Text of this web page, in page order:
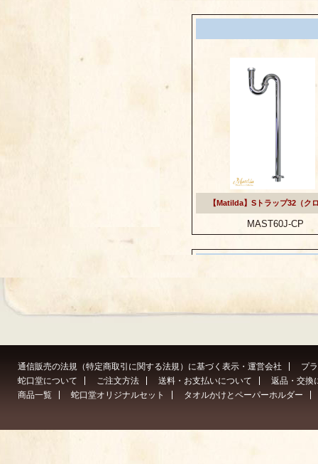
通信販売の法規（特定商取引に関する法規）に基づく表示・運営会社
プ
蛇口堂について
ご注文方法 送料・お支払いについて
返品・交換
商品一覧
蛇口堂オリジナルセット タオルかけとペーパーホルダー